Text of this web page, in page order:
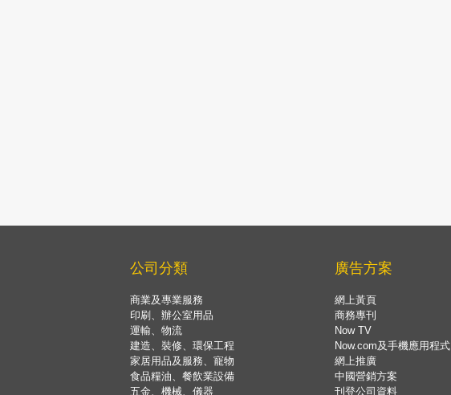
公司分類
商業及專業服務
印刷、辦公室用品
運輸、物流
建造、裝修、環保工程
家居用品及服務、寵物
食品糧油、餐飲業設備
五金、機械、儀器
廣告方案
網上黃頁
商務專刊
Now TV
Now.com及手機應用程式
網上推廣
中國營銷方案
刊登公司資料